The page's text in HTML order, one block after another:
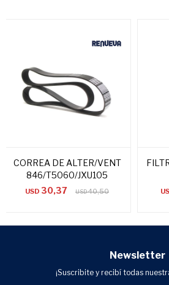
CORREA DE ALTER/VENT
846/T5060/JXU105
USD 30,37 USD40,50
Newsletter
¡Suscribite y recibí todas